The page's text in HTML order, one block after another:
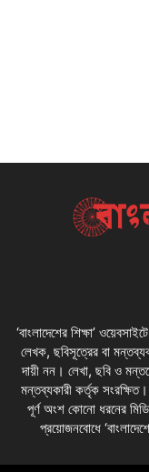
‘বাংলাদেশের শিক্ষা’
লেখক, ছবিসূত্রের বা
দায়ী নন। লেখা, ছবি ও
মন্তব্যকারী কর্তৃক
পূর্ণ অংশ কোনো ধরনের
প্রয়োজনবোধে